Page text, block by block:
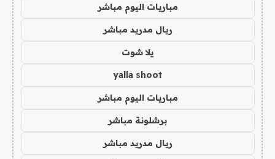
مباريات اليوم مباشر
ريال مدريد مباشر
يلا شوت
yalla shoot
مباريات اليوم مباشر
برشلونة مباشر
ريال مدريد مباشر